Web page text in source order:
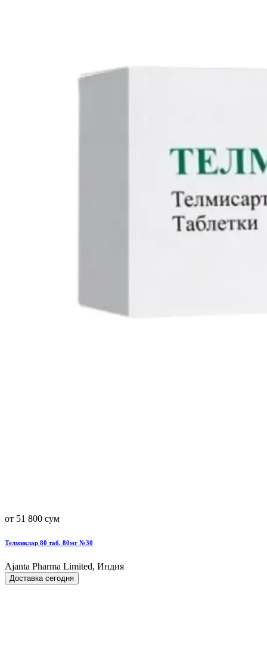
от 51 800 сум
Телмиклар 80 таб. 80мг №30
Ajanta Pharma Limited, Индия
Доставка сегодня